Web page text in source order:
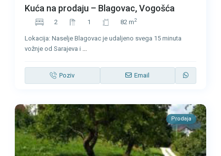
Kuća na prodaju – Blagovac, Vogošća
2 1 82 m2
Lokacija: Naselje Blagovac je udaljeno svega 15 minuta
vožnje od Sarajeva i
Poziv Email
Prodaja